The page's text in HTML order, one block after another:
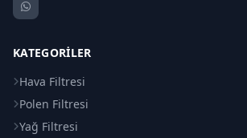
KATEGORILER
Hava Filtresi
Polen Filtresi
Yağ Filtresi